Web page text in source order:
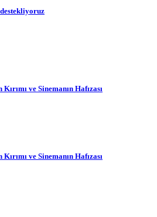
ve Sinemanın Hafızası
ve Sinemanın Hafızası